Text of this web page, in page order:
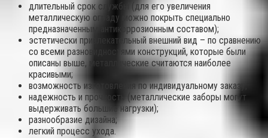
длительный срок службы (для его увеличения
металлическую ограду можно покрыть специально
предназначенным антикоррозионным составом);
эстетически привлекательный внешний вид – по сравнению
со всеми разновидностями конструкций, которые были
описаны выше, металлические считаются наиболее
красивыми;
возможность изготовления по индивидуальному заказу;
надежность и прочность (металлические заборы могут
выдерживать большие нагрузки);
разнообразие дизайна;
легкий процесс ухода.